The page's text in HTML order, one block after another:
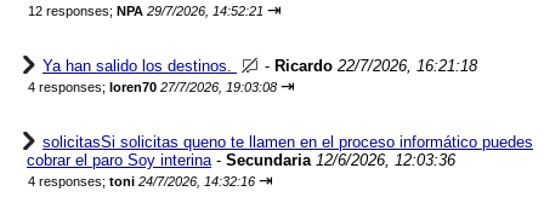
12 responses; NPA 29/7/2026, 14:52:21 ⇥
Ya han salido los destinos. - Ricardo 22/7/2026, 16:21:18
4 responses; loren70 27/7/2026, 19:03:08 ⇥
solicitasSi solicitas queno te llamen en el proceso informático puedes
cobrar el paro Soy interina- Secundaria 12/6/2026, 12:03:36
4 responses; toni 24/7/2026, 14:32:16 ⇥